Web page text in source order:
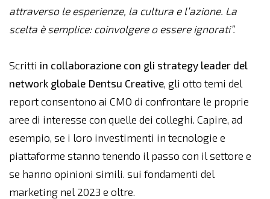
attraverso le esperienze, la cultura e l’azione. La
scelta è semplice: coinvolgere o essere ignorati”.
Scritti in collaborazione con gli strategy leader del
network globale Dentsu Creative, gli otto temi del
report consentono ai CMO di confrontare le proprie
aree di interesse con quelle dei colleghi. Capire, ad
esempio, se i loro investimenti in tecnologie e
piattaforme stanno tenendo il passo con il settore e
se hanno opinioni simili. sui fondamenti del
marketing nel 2023 e oltre.